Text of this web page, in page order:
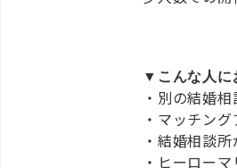
▼こんな人に
・別の結婚
・マッチン
・結婚相談
・ヒーロー